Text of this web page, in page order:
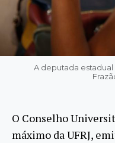
A deputada estadual
O Conselho
máximo da UFRJ,